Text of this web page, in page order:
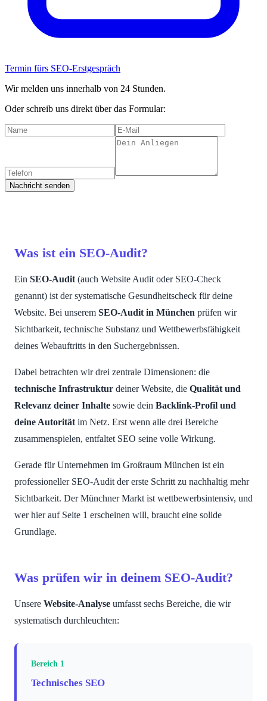
Termin fürs SEO-Erstgespräch
Wir melden uns innerhalb von 24 Stunden.
Oder schreib uns direkt über das Formular:
Nachricht senden
Was ist ein SEO-Audit?
Ein SEO-Audit (auch Website Audit oder SEO-Check
genannt) ist der systematische Gesundheitscheck für deine
Website. Bei unserem SEO-Audit in München prüfen wir
Sichtbarkeit, technische Substanz und Wettbewerbsfähigkeit
deines Webauftritts in den Suchergebnissen.
Dabei betrachten wir drei zentrale Dimensionen: die
technische Infrastruktur deiner Website, die Qualität und
Relevanz deiner Inhalte sowie dein Backlink-Profil und
deine Autorität im Netz. Erst wenn alle drei Bereiche
zusammenspielen, entfaltet SEO seine volle Wirkung.
Gerade für Unternehmen im Großraum München ist ein
professioneller SEO-Audit der erste Schritt zu nachhaltig mehr
Sichtbarkeit. Der Münchner Markt ist wettbewerbsintensiv, und
wer hier auf Seite 1 erscheinen will, braucht eine solide
Grundlage.
Was prüfen wir in deinem SEO-Audit?
Unsere Website-Analyse umfasst sechs Bereiche, die wir
systematisch durchleuchten:
Bereich 1
Technisches SEO